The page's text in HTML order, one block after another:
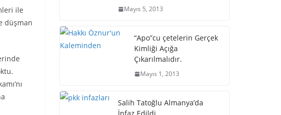
ile
düşman
Mayıs 5, 2013
“Apo”cu çetelerin Gerçek
Kimliği Açığa
Çıkarılmalıdır.
Mayıs 1, 2013
Salih Tatoğlu Almanya’da